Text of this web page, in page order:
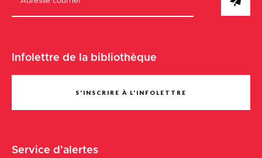
Infolettre de la bibliothèque
S'INSCRIRE À L'INFOLETTRE
Service d'alertes